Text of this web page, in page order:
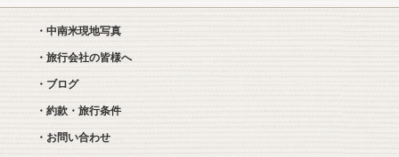
・中南米現地写真
・旅行会社の皆様へ
・ブログ
・約款・旅行条件
・お問い合わせ